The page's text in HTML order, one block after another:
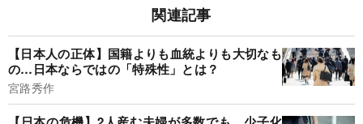
関連記事
【日本人の正体】国籍よりも血統よりも大切なも
の…日本ならではの「特殊性」とは？
宮路秀作